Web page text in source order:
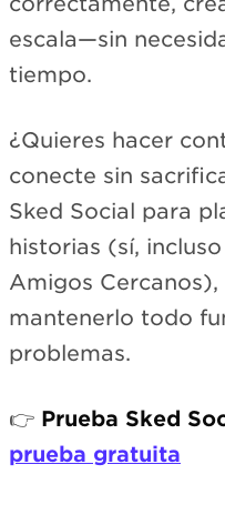
escala—sin
tiempo.
¿Quieres hacer
conecte sin
Sked Social para
historias (sí,
Amigos
mantenerlo todo
problemas.
👉 Prueba Sked
prueba gratuita